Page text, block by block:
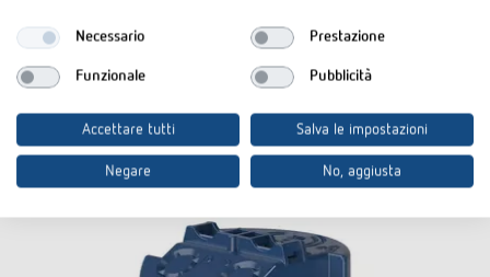
Aggiungere al carrello documenti
Necessario Prestazione
Funzionale Pubblicità
Accettare tutti Salva le impostazioni
Negare No, aggiusta